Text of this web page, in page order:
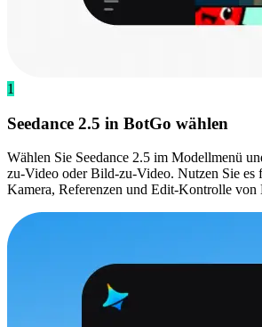
1
Seedance 2.5 in BotGo wählen
Wählen Sie Seedance 2.5 im Modellmenü
zu-Video oder Bild-zu-Video. Nutzen Sie es
Kamera, Referenzen und Edit-Kontrolle von